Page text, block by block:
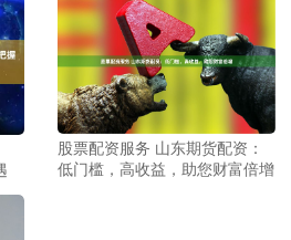
股票配资服务 山东期货配资：
低门槛，高收益，助您财富倍增